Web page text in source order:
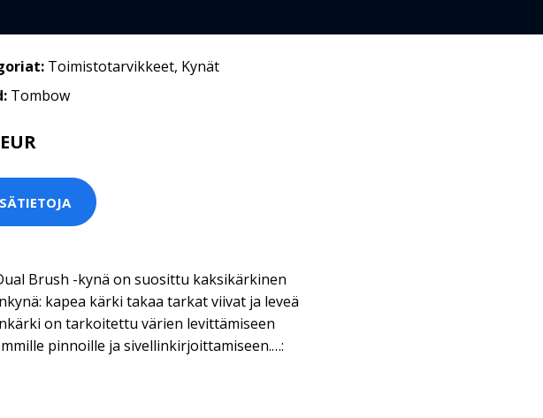
Toimistotarvikkeet, Kynät
Tombow
Brush -kynä on suosittu kaksikärkinen
kapea kärki takaa tarkat viivat ja leveä
on tarkoitettu värien levittämiseen
pinnoille ja sivellinkirjoittamiseen.…: